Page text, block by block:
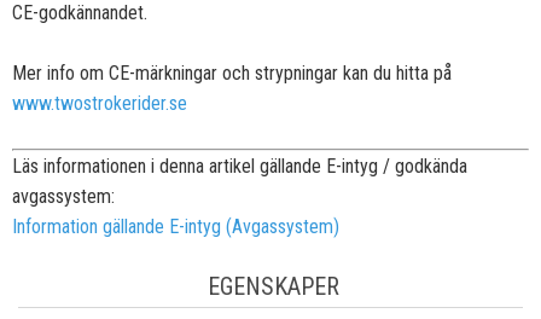
CE-godkännandet.
Mer info om CE-märkningar och strypningar kan du hitta på
www.twostrokerider.se
Läs informationen i denna artikel gällande E-intyg / godkända
avgassystem:
Information gällande E-intyg (Avgassystem)
EGENSKAPER